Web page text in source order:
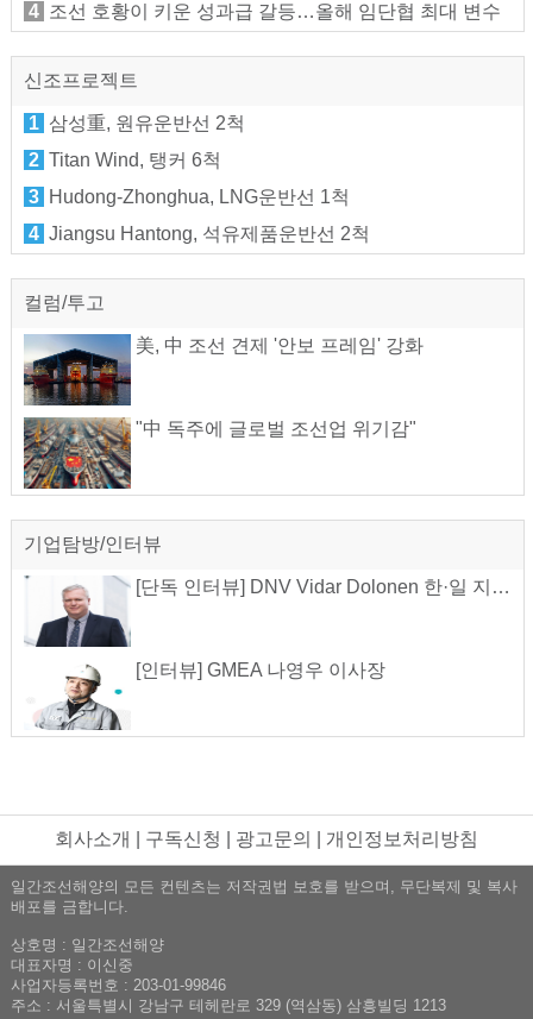
4 조선 호황이 키운 성과급 갈등…올해 임단협 최대 변수
신조프로젝트
1 삼성重, 원유운반선 2척
2 Titan Wind, 탱커 6척
3 Hudong-Zhonghua, LNG운반선 1척
4 Jiangsu Hantong, 석유제품운반선 2척
컬럼/투고
美, 中 조선 견제 '안보 프레임' 강화
"中 독주에 글로벌 조선업 위기감"
기업탐방/인터뷰
[단독 인터뷰] DNV Vidar Dolonen 한·일 지역 총괄 대표
[인터뷰] GMEA 나영우 이사장
회사소개 구독신청 광고문의 개인정보처리방침
일간조선해양의 모든 컨텐츠는 저작권법 보호를 받으며, 무단복제 및 복사
배포를 금합니다.
상호명 : 일간조선해양
대표자명 : 이신중
사업자등록번호 : 203-01-99846
주소 : 서울특별시 강남구 테헤란로 329 (역삼동) 삼흥빌딩 1213